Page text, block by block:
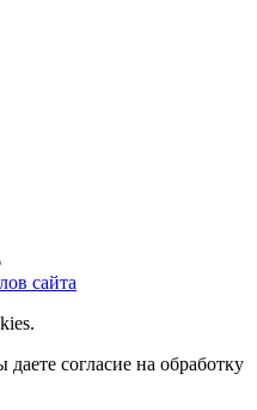
сайта
согласие на обработку